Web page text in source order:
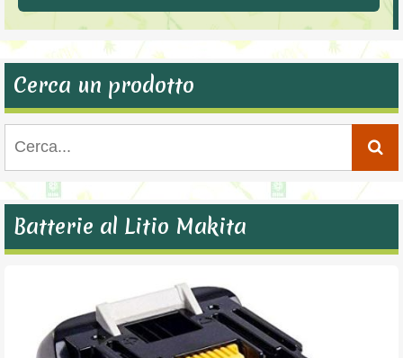
Cerca un prodotto
Batterie al Litio Makita